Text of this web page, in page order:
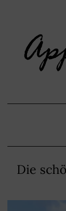
Die